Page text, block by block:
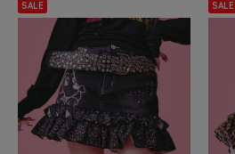
SALE SALE